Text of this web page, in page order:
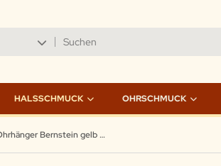
HALSSCHMUCK OHRSCHMUCK
Ohrhänger Bernstein gelb Silber vergoldet